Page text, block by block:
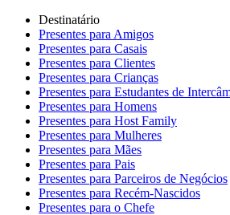
Destinatário
Presentes para Amigos
Presentes para Casais
Presentes para Clientes
Presentes para Crianças
Presentes para Estudantes de
Presentes para Homens
Presentes para Host Family
Presentes para Mulheres
Presentes para Mães
Presentes para Pais
Presentes para Parceiros de Negócios
Presentes para Recém-Nascidos
Presentes para o Chefe